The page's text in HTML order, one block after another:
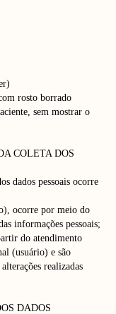
rosto borrado
sem mostrar o
COLETA DOS
dados pessoais ocorre
ocorre por meio do
informações pessoais;
do atendimento
(usuário) e são
realizadas
DADOS